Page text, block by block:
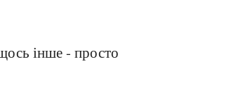
інше - просто